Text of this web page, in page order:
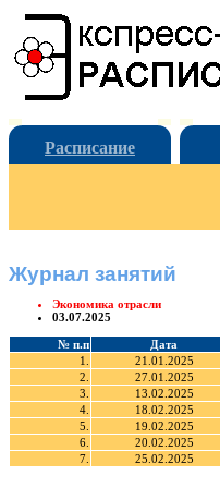
Расписание
Журнал занятий
Экономика отрасли
03.07.2025
№ п.п Дата
1.
21.01.2025
2.
27.01.2025
3.
13.02.2025
4.
18.02.2025
5.
19.02.2025
6.
20.02.2025
7.
25.02.2025